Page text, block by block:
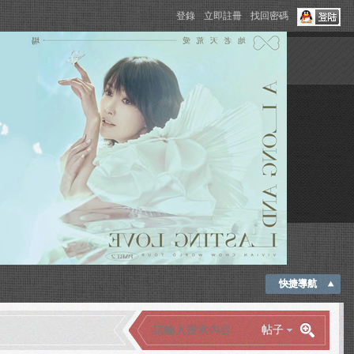
登錄 立即註冊 找回密碼
快捷導航
帖子